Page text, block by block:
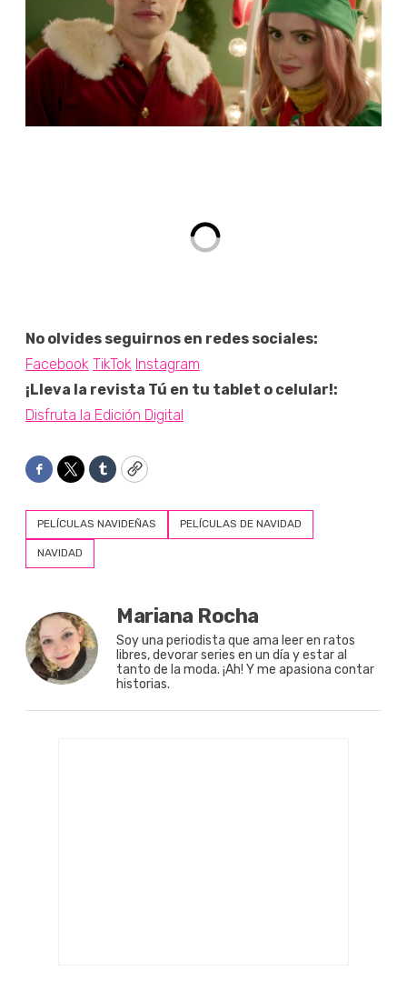
No olvides seguirnos en redes sociales:
Facebook TikTok Instagram
¡Lleva la revista Tú en tu tablet o celular!:
Disfruta la Edición Digital
Facebook
TwitterTumblrCopy
PELÍCULAS NAVIDEÑAS PELÍCULAS DE NAVIDAD
NAVIDAD
Mariana Rocha
Soy una periodista que ama leer en ratos
libres, devorar series en un día y estar al
tanto de la moda. ¡Ah! Y me apasiona contar
historias.